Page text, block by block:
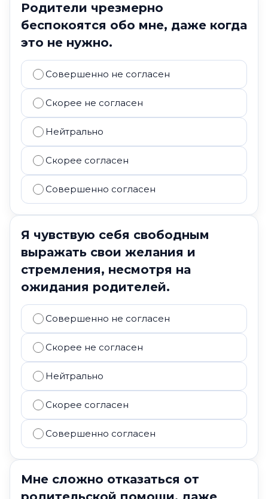
Родители чрезмерно
беспокоятся обо мне, даже когда
это не нужно.
Совершенно не согласен
Скорее не согласен
Нейтрально
Скорее согласен
Совершенно согласен
Я чувствую себя свободным
выражать свои желания и
стремления, несмотря на
ожидания родителей.
Совершенно не согласен
Скорее не согласен
Нейтрально
Скорее согласен
Совершенно согласен
Мне сложно отказаться от